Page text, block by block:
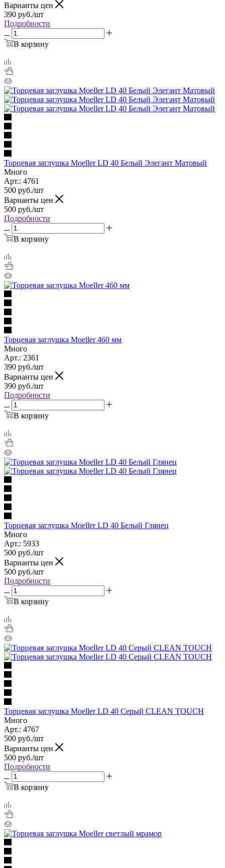
Варианты цен
390 руб./шт
Подробности
В корзину
Торцевая заглушка Moeller LD 40 Белый Элегант Матовый
Много
Арт.: 4761
500 руб./шт
Варианты цен
500 руб./шт
Подробности
В корзину
Торцевая заглушка Moeller 460 мм
Много
Арт.: 2361
390 руб./шт
Варианты цен
390 руб./шт
Подробности
В корзину
Торцевая заглушка Moeller LD 40 Белый Глянец
Много
Арт.: 5933
500 руб./шт
Варианты цен
500 руб./шт
Подробности
В корзину
Торцевая заглушка Moeller LD 40 Серый CLEAN TOUCH
Много
Арт.: 4767
500 руб./шт
Варианты цен
500 руб./шт
Подробности
В корзину